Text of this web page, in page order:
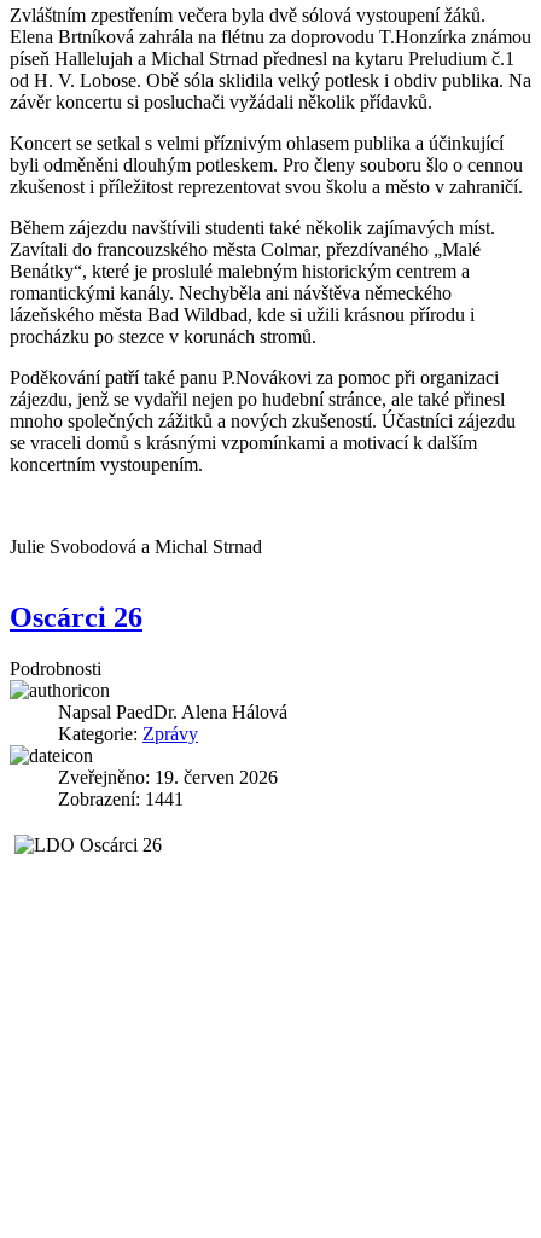
Zvláštním zpestřením večera byla dvě sólová vystoupení žáků.
Elena Brtníková zahrála na flétnu za doprovodu T.Honzírka známou
píseň Hallelujah a Michal Strnad přednesl na kytaru Preludium č.1
od H. V. Lobose. Obě sóla sklidila velký potlesk i obdiv publika. Na
závěr koncertu si posluchači vyžádali několik přídavků.
Koncert se setkal s velmi příznivým ohlasem publika a účinkující
byli odměněni dlouhým potleskem. Pro členy souboru šlo o cennou
zkušenost i příležitost reprezentovat svou školu a město v zahraničí.
Během zájezdu navštívili studenti také několik zajímavých míst.
Zavítali do francouzského města Colmar, přezdívaného „Malé
Benátky“, které je proslulé malebným historickým centrem a
romantickými kanály. Nechyběla ani návštěva německého
lázeňského města Bad Wildbad, kde si užili krásnou přírodu i
procházku po stezce v korunách stromů.
Poděkování patří také panu P.Novákovi za pomoc při organizaci
zájezdu, jenž se vydařil nejen po hudební stránce, ale také přinesl
mnoho společných zážitků a nových zkušeností. Účastníci zájezdu
se vraceli domů s krásnými vzpomínkami a motivací k dalším
koncertním vystoupením.
Julie Svobodová a Michal Strnad
Oscárci 26
Podrobnosti
Napsal PaedDr. Alena Hálová
Kategorie: Zprávy
Zveřejněno: 19. červen 2026
Zobrazení: 1441